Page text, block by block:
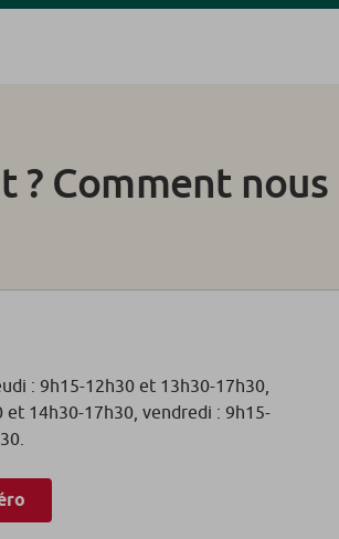
? Comment
: 9h15-12h30 et 13h30-17h30,
et 14h30-17h30, vendredi : 9h15-